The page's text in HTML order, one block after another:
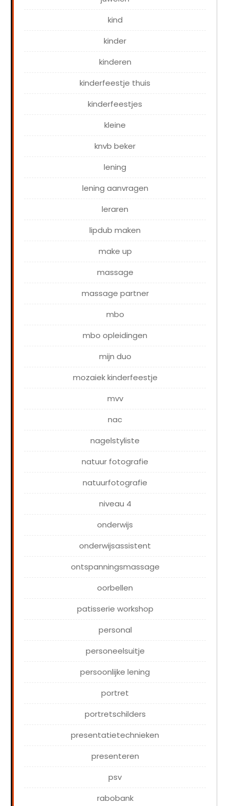
kind
kinder
kinderen
kinderfeestje thuis
kinderfeestjes
kleine
knvb beker
lening
lening aanvragen
leraren
lipdub maken
make up
massage
massage partner
mbo
mbo opleidingen
mijn duo
mozaiek kinderfeestje
mvv
nac
nagelstyliste
natuur fotografie
natuurfotografie
niveau 4
onderwijs
onderwijsassistent
ontspanningsmassage
oorbellen
patisserie workshop
personal
personeelsuitje
persoonlijke lening
portret
portretschilders
presentatietechnieken
presenteren
psv
rabobank